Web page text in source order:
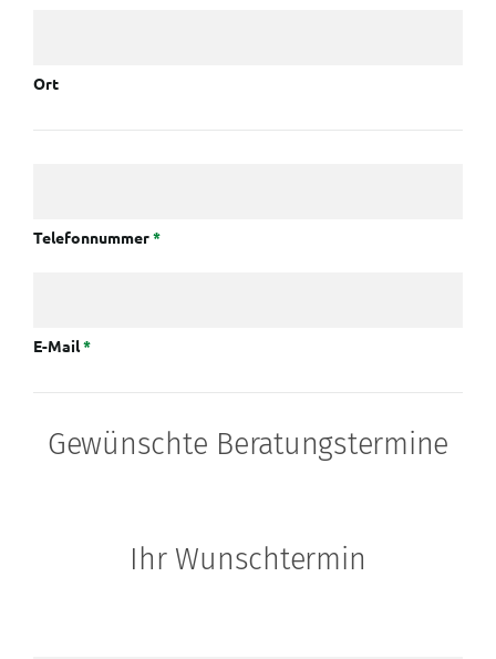
Ort
Telefonnummer*
E-Mail*
Gewünschte Beratungstermine
Ihr Wunschtermin